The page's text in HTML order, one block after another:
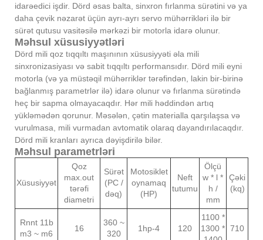
idarəedici işdir. Dörd əsas balta, sinxron fırlanma sürətini və ya
daha çevik nəzarət üçün ayrı-ayrı servo mühərrikləri ilə bir
sürət qutusu vasitəsilə mərkəzi bir motorla idarə olunur.
Məhsul xüsusiyyətləri
Dörd mili qoz tıqqıltı maşınının xüsusiyyəti əla mili
sinxronizasiyası və sabit tıqqıltı performansıdır. Dörd mili eyni
motorla (və ya müstəqil mühərriklər tərəfindən, lakin bir-birinə
bağlanmış parametrlər ilə) idarə olunur və fırlanma sürətində
heç bir sapma olmayacaqdır. Hər mili həddindən artıq
yükləmədən qorunur. Məsələn, çətin materialla qarşılaşsa və
vurulmasa, mili vurmadan avtomatik olaraq dayandırılacaqdır.
Dörd mili kranları ayrıca dəyişdirilə bilər.
Məhsul parametrləri
Xüsusiyyət
Qoz
max.out
tərəfi
diametri
Sürət
(PC /
dəq)
Motosiklet
oynamaq
(HP)
Neft
tutumu
Ölçü
w * l *
h /
mm
Çəki
(kq)
Rnnt 11b
m3 ~ m6
16
360 ~
320
1hp-4 120
1100 *
1300 * 710